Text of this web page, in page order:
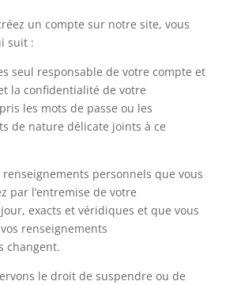
un compte sur notre site, vous
suit :
seul responsable de votre compte et
la confidentialité de votre
les mots de passe ou les
de nature délicate joints à ce
personnels que vous
par l’entremise de votre
exacts et véridiques et que vous
renseignements
changent.
le droit de suspendre ou de